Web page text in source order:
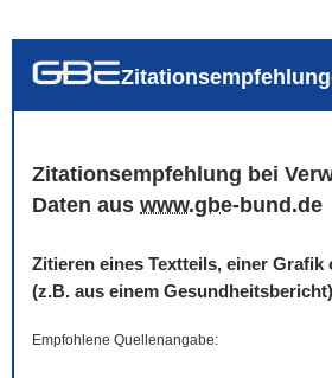
auch in allen Texten suchen
Zitationsempfehlung bei
Daten aus www.gbe-bund.de
Zitieren eines Textteils, einer Grafik
(z.B. aus einem Gesundheitsbericht)
Empfohlene Quellenangabe: